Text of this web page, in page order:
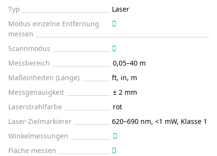
Typ
Laser
Modus einzelne Entfernung
messen
Scannmodus
Messbereich
0,05–40 m
Maßeinheiten (Länge)
ft, in, m
Messgenauigkeit
± 2 mm
Laserstrahlfarbe
rot
Laser-Zielmarkierer
620–690 nm, <1 mW, Klasse 1
Winkelmessungen
Fläche messen